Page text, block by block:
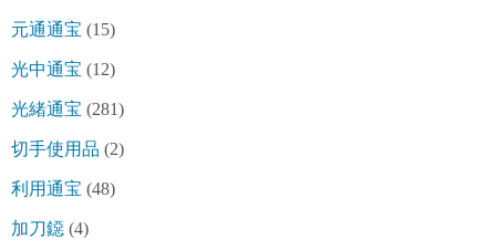
元通通宝 (15)
光中通宝 (12)
光緒通宝 (281)
切手使用品 (2)
利用通宝 (48)
加刀鐚 (4)